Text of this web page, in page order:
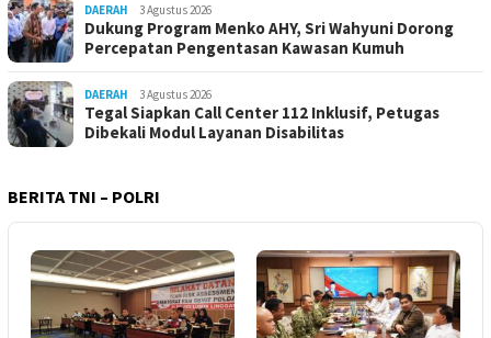
DAERAH 3 Agustus 2026
Dukung Program Menko AHY, Sri Wahyuni Dorong
Percepatan Pengentasan Kawasan Kumuh
DAERAH 3 Agustus 2026
Tegal Siapkan Call Center 112 Inklusif, Petugas
Dibekali Modul Layanan Disabilitas
BERITA TNI – POLRI